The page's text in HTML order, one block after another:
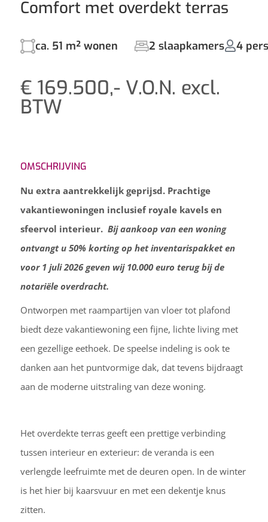
Comfort met overdekt terras
ca. 51 m² wonen 2 slaapkamers 4
€ 169.500,- V.O.N. excl.
BTW
OMSCHRIJVING
Nu extra aantrekkelijk geprijsd. Prachtige
vakantiewoningen inclusief royale kavels en
sfeervol interieur. Bij aankoop van een woning
ontvangt u 50% korting op het inventarispakket en
voor 1 juli 2026 geven wij 10.000 euro terug bij de
notariële overdracht.
Ontworpen met raampartijen van vloer tot plafond
biedt deze vakantiewoning een fijne, lichte living met
een gezellige eethoek. De speelse indeling is ook te
danken aan het puntvormige dak, dat tevens bijdraagt
aan de moderne uitstraling van deze woning.
Het overdekte terras geeft een prettige verbinding
tussen interieur en exterieur: de veranda is een
verlengde leefruimte met de deuren open. In de winter
is het hier bij kaarsvuur en met een dekentje knus
zitten.